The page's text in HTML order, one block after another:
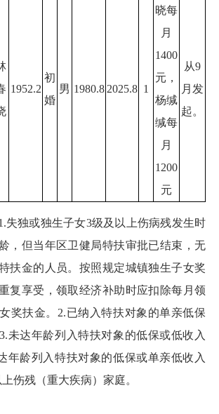
1952.2
初
婚
男 1980.8 2025.8 1
晓每
月
1400
元，
杨缄
缄每
月
1200
元
从9
月发
起。
独或独生子女3级及以上伤病残发生时
，但当年区卫健局特扶审批已结束，无
扶金的人员。按照规定城镇独生子女奖
复享受，领取经济补助时应扣除每月领
奖扶金。2.已纳入特扶对象的单亲低保
未达年龄列入特扶对象的低保或低收入
年龄列入特扶对象的低保或单亲低收入
伤残（重大疾病）家庭。